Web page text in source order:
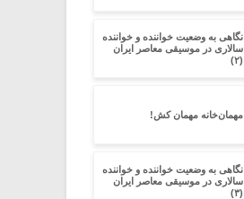
نگاهی به وضعیت خواننده و خواننده
سالاری در موسیقی معاصر ایران
(۲)
مهمان‌خانه مهمان کش!
نگاهی به وضعیت خواننده و خواننده
سالاری در موسیقی معاصر ایران
(۳)